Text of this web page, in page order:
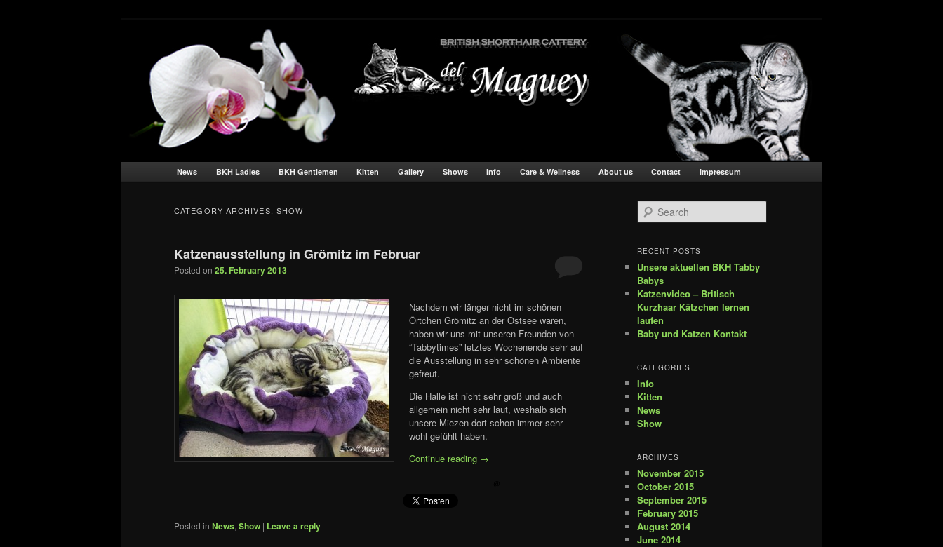
Britisch Kurzhaar silber tabby – Del Maguey
BKH Katzen und Kater – silver tabby Hobbyzucht
Main menu Skip to primary content
Skip to secondary content
News BKH Ladies BKH Gentlemen Kitten Gallery Shows Info Care & Wellness About us Contact Impressum
CATEGORY ARCHIVES: SHOW
Katzenausstellung in Grömitz im Februar
Posted on 25. February 2013
Nachdem wir länger nicht im schönen
Örtchen Grömitz an der Ostsee waren,
haben wir uns mit unseren Freunden von
“Tabbytimes” letztes Wochenende sehr auf
die Ausstellung in sehr schönen Ambiente
gefreut.
Die Halle ist nicht sehr groß und auch
allgemein nicht sehr laut, weshalb sich
unsere Miezen dort schon immer sehr
wohl gefühlt haben.
Continue reading →
Posted in News, Show | Leave a reply
Search
RECENT POSTS
Unsere aktuellen BKH Tabby
Babys
Katzenvideo – Britisch
Kurzhaar Kätzchen lernen
laufen
Baby und Katzen Kontakt
CATEGORIES
Info
Kitten
News
Show
ARCHIVES
November 2015
October 2015
September 2015
February 2015
August 2014
June 2014